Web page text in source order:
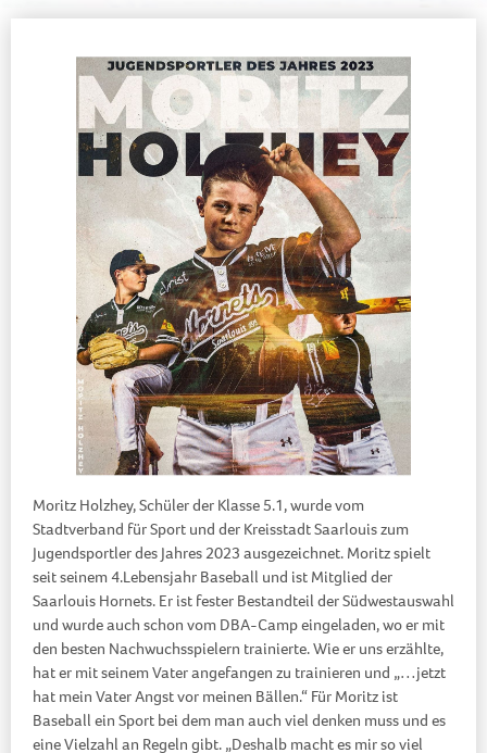
Moritz Holzhey, Schüler der Klasse 5.1, wurde vom
Stadtverband für Sport und der Kreisstadt Saarlouis zum
Jugendsportler des Jahres 2023 ausgezeichnet. Moritz spielt
seit seinem 4.Lebensjahr Baseball und ist Mitglied der
Saarlouis Hornets. Er ist fester Bestandteil der Südwestauswahl
und wurde auch schon vom DBA-Camp eingeladen, wo er mit
den besten Nachwuchsspielern trainierte. Wie er uns erzählte,
hat er mit seinem Vater angefangen zu trainieren und „…jetzt
hat mein Vater Angst vor meinen Bällen.“ Für Moritz ist
Baseball ein Sport bei dem man auch viel denken muss und es
eine Vielzahl an Regeln gibt. „Deshalb macht es mir so viel